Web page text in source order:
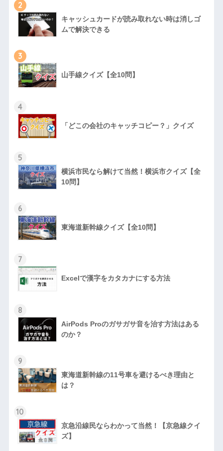
2
キャッシュカードが読み取れない時は消しゴ
ムで解決できる
3
山手線クイズ【全10問】
4
「どこの会社のキャッチコピー？」クイズ
5
横浜市民なら解けて当然！横浜市クイズ【全
10問】
6
東海道新幹線クイズ【全10問】
7
Excelで漢字をカタカナにする方法
8
AirPods Proのガサガサ音を治す方法はある
のか？
9
東海道新幹線の11号車を避けるべき理由と
は？
10
京急沿線民ならわかって当然！【京急線クイ
ズ】